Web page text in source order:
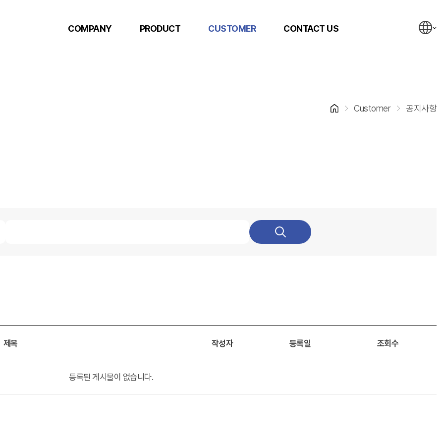
COMPANY PRODUCT CUSTOMER CONTACT US
Customer 공지사항
제목 작성자 등록일 조회수
등록된 게시물이 없습니다.